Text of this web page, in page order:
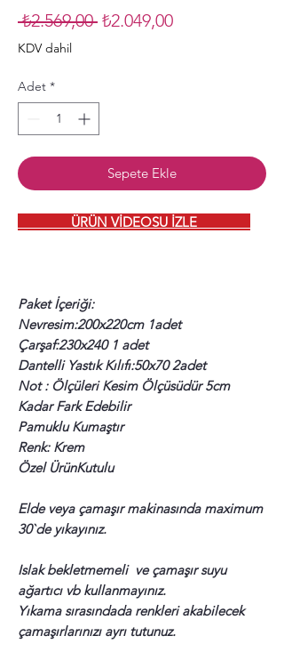
₺2.569,00 Normal
₺2.049,00İndirimli
KDV dahil
Adet *
Sepete Ekle
ÜRÜN VİDEOSU İZLE
Paket İçeriği:
Nevresim:200x220cm 1adet
Çarşaf:230x240 1 adet
Dantelli Yastık Kılıfı:50x70 2adet
Not : Ölçüleri Kesim Ölçüsüdür 5cm
Kadar Fark Edebilir
Pamuklu Kumaştır
Renk: Krem
Özel ÜrünKutulu
Elde veya çamaşır makinasında maximum
30`de yıkayınız.
Islak bekletmemeli ve çamaşır suyu
ağartıcı vb kullanmayınız.
Yıkama sırasındada renkleri akabilecek
çamaşırlarınızı ayrı tutunuz.